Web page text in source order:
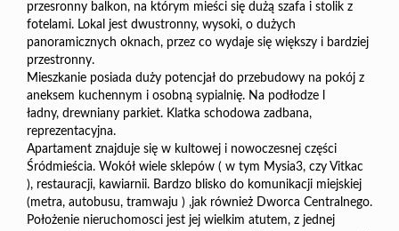
przesronny balkon, na którym mieści się dużą szafa i stolik z
fotelami. Lokal jest dwustronny, wysoki, o dużych
panoramicznych oknach, przez co wydaje się większy i bardziej
przestronny.
Mieszkanie posiada duży potencjał do przebudowy na pokój z
aneksem kuchennym i osobną sypialnię. Na podłodze l
ładny, drewniany parkiet. Klatka schodowa zadbana,
reprezentacyjna.
Apartament znajduje się w kultowej i nowoczesnej części
Śródmieścia. Wokół wiele sklepów ( w tym Mysia3, czy Vitkac
), restauracji, kawiarnii. Bardzo blisko do komunikacji miejskiej
(metra, autobusu, tramwaju ) ,jak również Dworca Centralnego.
Położenie nieruchomosci jest jej wielkim atutem, z jednej